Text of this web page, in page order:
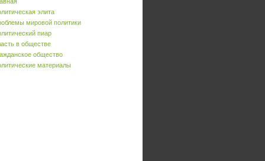
элита
мировой политики
пиар
в обществе
общество
материалы